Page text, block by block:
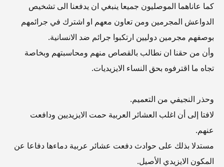
كما عاناهما الموصليون جميعا ينبغي ان يدفعنا الى تشخيص
الدواعش المجرمين ومن تعاون معهم او اشترك في جرائمهم
بوصفهم مجرمين دوليين ارتكبوا جرائم ضد الانسانية.
وأن من حقنا ان نطالب بالقصاص منهم ومحاسبتهم وبخاصة
تجاه ما اقترفوه بحق النساء الايزيديات.
وحذر النجيفي من التعميم.
لافتا إلى أن اغلب العشائر العربية حمت الايزيديين ودافعت
عنهم.
مستدلا بذلك على حوادث دفعت عشائر عربية دماءها دفاعا عن
المكون الايزيدي الأصيل.